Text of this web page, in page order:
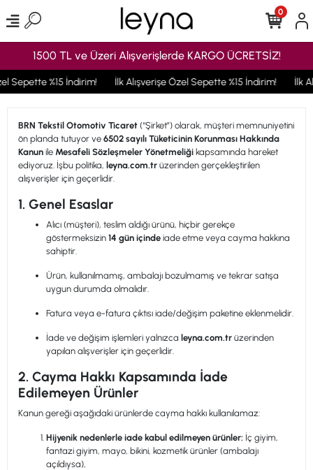
1500 TL ve Üzeri Alışverişlerde KARGO ÜCRETSİZ!
Sepette %15 İndirim! İlk Alışverişe Özel Sepette %15 İndirim! İlk
0
BRN Tekstil Otomotiv Ticaret (“Şirket”) olarak, müşteri memnuniyetini
ön planda tutuyor ve 6502 sayılı Tüketicinin Korunması Hakkında
Kanun ile Mesafeli Sözleşmeler Yönetmeliği kapsamında hareket
ediyoruz. İşbu politika, leyna.com.tr üzerinden gerçekleştirilen
alışverişler için geçerlidir.
1. Genel Esaslar
Alıcı (müşteri), teslim aldığı ürünü, hiçbir gerekçe
göstermeksizin 14 gün içinde iade etme veya cayma hakkına
sahiptir.
Ürün, kullanılmamış, ambalajı bozulmamış ve tekrar satışa
uygun durumda olmalıdır.
Fatura veya e-fatura çıktısı iade/değişim paketine eklenmelidir.
İade ve değişim işlemleri yalnızca leyna.com.tr üzerinden
yapılan alışverişler için geçerlidir.
2. Cayma Hakkı Kapsamında İade
Edilemeyen Ürünler
Kanun gereği aşağıdaki ürünlerde cayma hakkı kullanılamaz:
Hijyenik nedenlerle iade kabul edilmeyen ürünler: İç giyim,
fantazi giyim, mayo, bikini, kozmetik ürünler (ambalajı
açıldıysa),